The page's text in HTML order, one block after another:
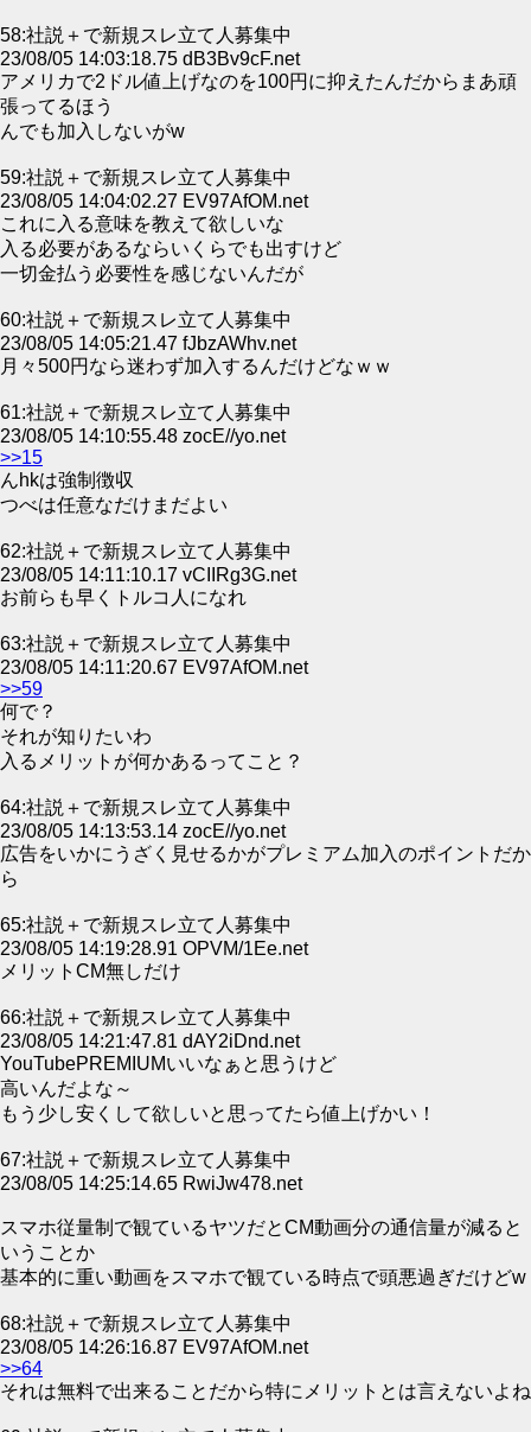
58:社説＋で新規スレ立て人募集中
23/08/05 14:03:18.75 dB3Bv9cF.net
アメリカで2ドル値上げなのを100円に抑えたんだからまあ頑
張ってるほう
んでも加入しないがw
59:社説＋で新規スレ立て人募集中
23/08/05 14:04:02.27 EV97AfOM.net
これに入る意味を教えて欲しいな
入る必要があるならいくらでも出すけど
一切金払う必要性を感じないんだが
60:社説＋で新規スレ立て人募集中
23/08/05 14:05:21.47 fJbzAWhv.net
月々500円なら迷わず加入するんだけどなｗｗ
61:社説＋で新規スレ立て人募集中
23/08/05 14:10:55.48 zocE//yo.net
>>15
んhkは強制徴収
つべは任意なだけまだよい
62:社説＋で新規スレ立て人募集中
23/08/05 14:11:10.17 vCIIRg3G.net
お前らも早くトルコ人になれ
63:社説＋で新規スレ立て人募集中
23/08/05 14:11:20.67 EV97AfOM.net
>>59
何で？
それが知りたいわ
入るメリットが何かあるってこと？
64:社説＋で新規スレ立て人募集中
23/08/05 14:13:53.14 zocE//yo.net
広告をいかにうざく見せるかがプレミアム加入のポイントだか
ら
65:社説＋で新規スレ立て人募集中
23/08/05 14:19:28.91 OPVM/1Ee.net
メリットCM無しだけ
66:社説＋で新規スレ立て人募集中
23/08/05 14:21:47.81 dAY2iDnd.net
YouTubePREMIUMいいなぁと思うけど
高いんだよな～
もう少し安くして欲しいと思ってたら値上げかい！
67:社説＋で新規スレ立て人募集中
23/08/05 14:25:14.65 RwiJw478.net
スマホ従量制で観ているヤツだとCM動画分の通信量が減ると
いうことか
基本的に重い動画をスマホで観ている時点で頭悪過ぎだけどw
68:社説＋で新規スレ立て人募集中
23/08/05 14:26:16.87 EV97AfOM.net
>>64
それは無料で出来ることだから特にメリットとは言えないよね